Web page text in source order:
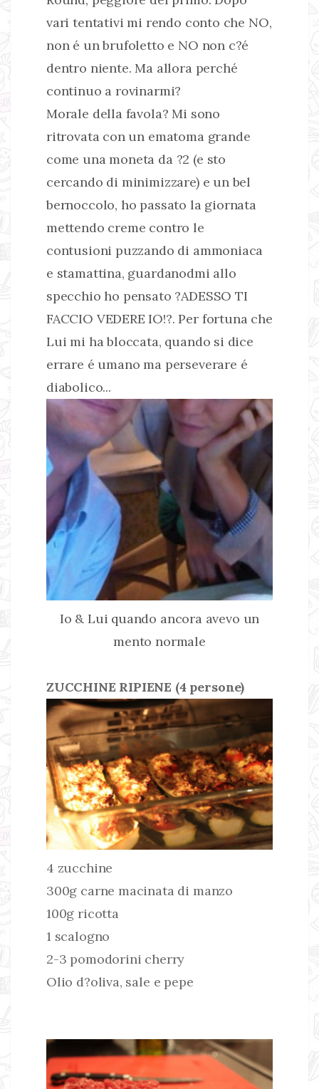
vari tentativi mi rendo conto che NO,
non é un brufoletto e NO non c?é
dentro niente. Ma allora perché
continuo a rovinarmi?
Morale della favola? Mi sono
ritrovata con un ematoma grande
come una moneta da ?2 (e sto
cercando di minimizzare) e un bel
bernoccolo, ho passato la giornata
mettendo creme contro le
contusioni puzzando di ammoniaca
e stamattina, guardanodmi allo
specchio ho pensato ?ADESSO TI
FACCIO VEDERE IO!?. Per fortuna che
Lui mi ha bloccata, quando si dice
errare é umano ma perseverare é
diabolico...
Io & Lui quando ancora avevo un
mento normale
ZUCCHINE RIPIENE (4 persone)
4 zucchine
300g carne macinata di manzo
100g ricotta
1 scalogno
2-3 pomodorini cherry
Olio d?oliva, sale e pepe